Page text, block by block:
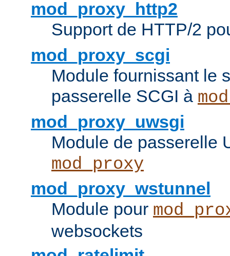
mod_proxy_http2
Support de HTTP/2
mod_proxy_scgi
Module fournissant le
passerelle SCGI à
mod_proxy_uwsgi
Module de passerelle
mod_proxy
mod_proxy_wstunnel
Module pour
websockets